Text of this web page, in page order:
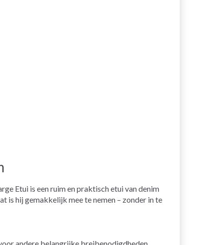
Etui is een ruim en praktisch etui van denim
is hij gemakkelijk mee te nemen – zonder in te